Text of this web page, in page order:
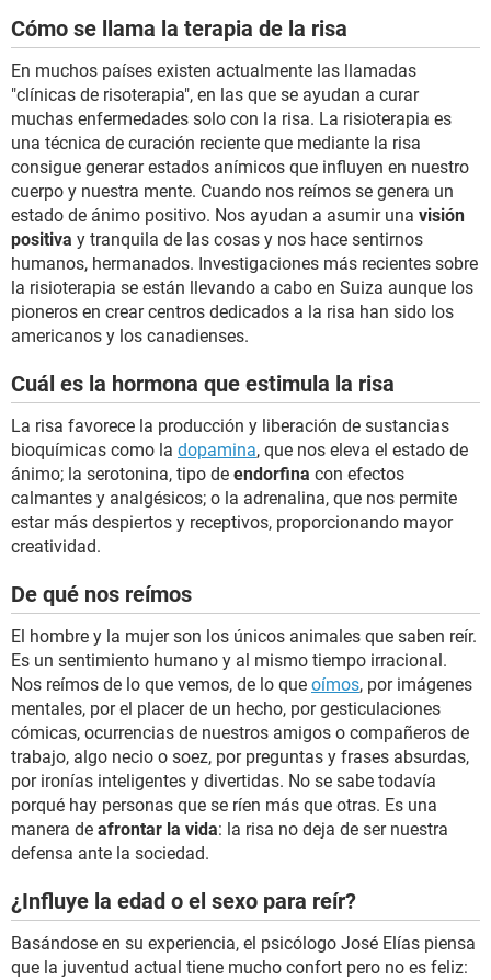
Cómo se llama la terapia de la risa
En muchos países existen actualmente las llamadas
"clínicas de risoterapia", en las que se ayudan a curar
muchas enfermedades solo con la risa. La risioterapia es
una técnica de curación reciente que mediante la risa
consigue generar estados anímicos que influyen en nuestro
cuerpo y nuestra mente. Cuando nos reímos se genera un
estado de ánimo positivo. Nos ayudan a asumir una visión
positiva y tranquila de las cosas y nos hace sentirnos
humanos, hermanados. Investigaciones más recientes sobre
la risioterapia se están llevando a cabo en Suiza aunque los
pioneros en crear centros dedicados a la risa han sido los
americanos y los canadienses.
Cuál es la hormona que estimula la risa
La risa favorece la producción y liberación de sustancias
bioquímicas como la dopamina, que nos eleva el estado de
ánimo; la serotonina, tipo de endorfina con efectos
calmantes y analgésicos; o la adrenalina, que nos permite
estar más despiertos y receptivos, proporcionando mayor
creatividad.
De qué nos reímos
El hombre y la mujer son los únicos animales que saben reír.
Es un sentimiento humano y al mismo tiempo irracional.
Nos reímos de lo que vemos, de lo que oímos, por imágenes
mentales, por el placer de un hecho, por gesticulaciones
cómicas, ocurrencias de nuestros amigos o compañeros de
trabajo, algo necio o soez, por preguntas y frases absurdas,
por ironías inteligentes y divertidas. No se sabe todavía
porqué hay personas que se ríen más que otras. Es una
manera de afrontar la vida: la risa no deja de ser nuestra
defensa ante la sociedad.
¿Influye la edad o el sexo para reír?
Basándose en su experiencia, el psicólogo José Elías piensa
que la juventud actual tiene mucho confort pero no es feliz: